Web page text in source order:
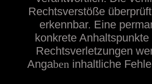
Rechtsverstöße
erkennbar. Eine
konkrete
Rechtsverletzungen
Angaben inhaltliche